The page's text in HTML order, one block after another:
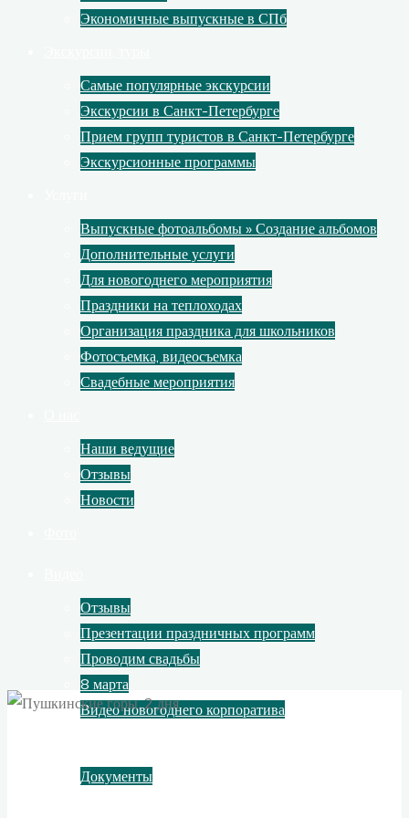
Экономичные выпускные в СПб
Самые популярные экскурсии
Экскурсии в Санкт-Петербурге
Прием групп туристов в Санкт-Петербурге
Экскурсионные программы
Выпускные фотоальбомы » Создание альбомов
Дополнительные услуги
Для новогоднего мероприятия
Праздники на теплоходах
Организация праздника для школьников
Фотосъемка, видеосъемка
Свадебные мероприятия
Наши ведущие
Отзывы
Новости
Отзывы
Презентации праздничных программ
Проводим свадьбы
8 марта
Видео новогоднего корпоратива
Документы